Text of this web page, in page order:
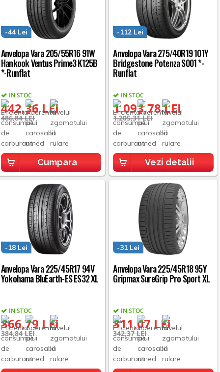
Anvelopa Vara 205/55R16 91W
Hankook Ventus Prime3 K125B
*-Runflat
IN STOC
442,36 LEI
-44 Lei
486,84 LEI
Cumpara
Anvelopa Vara 275/40R19 101Y
Bridgestone Potenza S001 *-
Runflat
IN STOC
1.093,78 LEI
-112 Lei
1.205,31 LEI
Vezi detalii
Anvelopa Vara 225/45R17 94V
Yokohama BluEarth-ES ES32 XL
IN STOC
366,79 LEI
-18 Lei
384,84 LEI
Anvelopa Vara 225/45R18 95Y
Gripmax SureGrip Pro Sport XL
IN STOC
311,07 LEI
-31 Lei
342,37 LEI